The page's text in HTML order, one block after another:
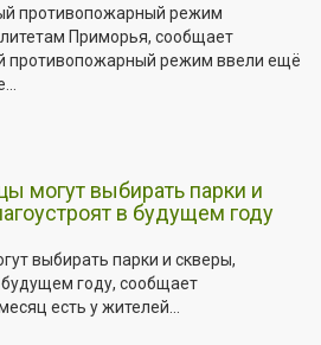
противопожарный режим
Приморья, сообщает
противопожарный режим ввели ещё
могут выбирать парки и
в будущем году
выбирать парки и скверы,
будущем году, сообщает
есть у жителей...